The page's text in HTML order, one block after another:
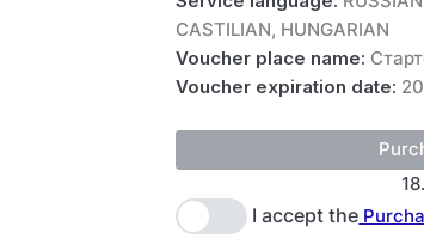
CASTILIAN, HUNGARIAN
Voucher place name:
Voucher expiration date:
I accept the